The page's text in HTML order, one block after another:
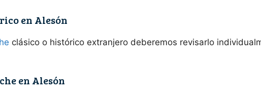
en Alesón
clásico o histórico extranjero deberemos revisarlo
en Alesón